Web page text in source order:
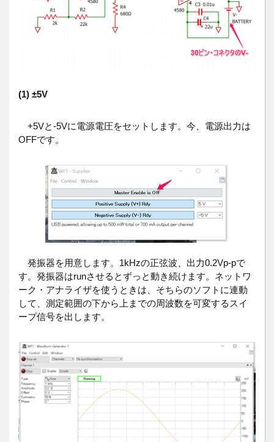
(1) ±5V
+5Vと-5Vに電源電圧をセットします。今、電源出力は
OFFです。
発振器を用意します。1kHzの正弦波、出力0.2Vp-pで
す。発振器はrunさせるとずっと動き続けます。ネットワ
ーク・アナライザを使うときは、そちらのソフトに連動
して、測定範囲の下から上までの周波数を可変するスイ
ープ信号を出します。